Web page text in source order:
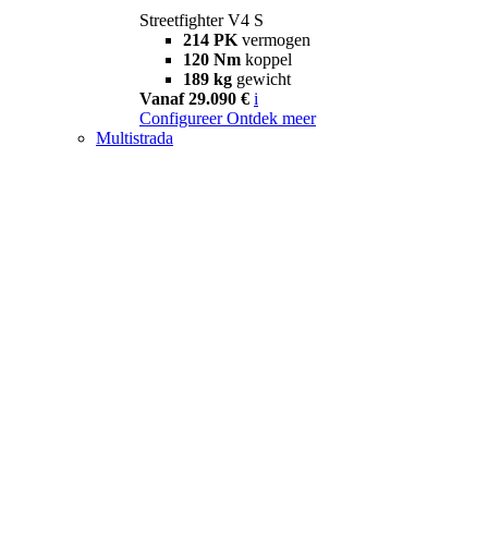
Streetfighter V4 S
214 PK vermogen
120 Nm koppel
189 kg gewicht
Vanaf 29.090 € i
Configureer Ontdek meer
Multistrada